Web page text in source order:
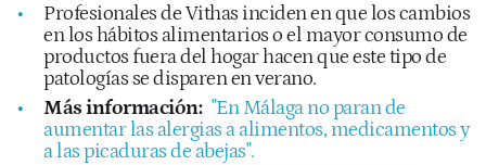
Profesionales de Vithas inciden en que los cambios
en los hábitos alimentarios o el mayor consumo de
productos fuera del hogar hacen que este tipo de
patologías se disparen en verano.
Más información: "En Málaga no paran de
aumentar las alergias a alimentos, medicamentos y
a las picaduras de abejas".